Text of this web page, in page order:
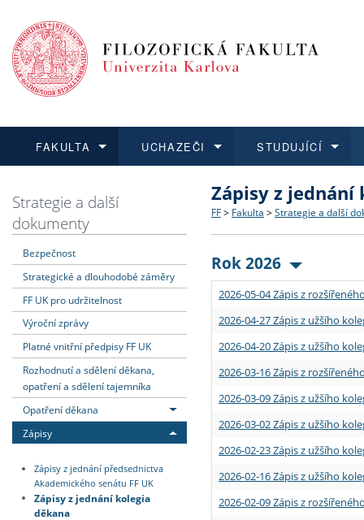
FAKULTA
Dozvědět se více
Struktura a historie
Strategie a další
Podpora a benefity pro
Absolventi fakulty
UCHAZEČI
Podat přihlášku
Co studovat a jak se
Učitelské studijní
Informace k průběhu
STUDUJÍCÍ
Dozvědět se více
Bakalářské a magisterské
Doktorské studium
Rigorózní řízení
Dozvědět se více
O vědě a výzkumu na FF
Akademické kvalifikace
Granty a projekty
Dozvědět se více
Aktuální nabídky a
Vyjíždějící studenti
Přijíždějící studenti
Vyjíždějící zaměstnanci
Strategie a další
dokumenty
Bezpečnost
Strategické a dlouhodobé záměry
FF UK pro udržitelnost
Výroční zprávy
Platné vnitřní předpisy FF UK
Rozhodnutí a sdělení děkana,
opatření a sdělení tajemníka
Opatření děkana
Zápisy
Zápisy z jednání předsednictva
Akademického senátu FF UK
Zápisy z jednání kolegia
děkana
Zápisy z jednání
FF > Fakulta > Strategie a další
Rok 2026
2026-05-04 Zápis z
2026-04-27 Zápis z užšího
2026-04-20 Zápis z užšího
2026-03-16 Zápis z
2026-03-09 Zápis z užšího
2026-03-02 Zápis z užšího
2026-02-23 Zápis z užšího
2026-02-16 Zápis z užšího
2026-02-09 Zápis z